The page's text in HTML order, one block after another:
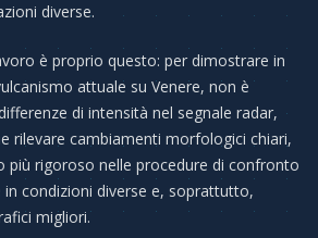
diverse.
è proprio questo: per dimostrare in
attuale su Venere, non è
di intensità nel segnale radar,
rilevare cambiamenti morfologici chiari,
più rigoroso nelle procedure di confronto
condizioni diverse e, soprattutto,
migliori.